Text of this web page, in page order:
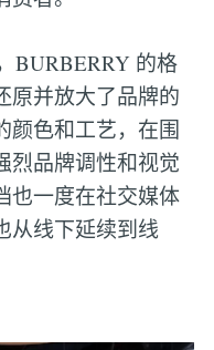
BURBERRY 的格
原并放大了品牌的
颜色和工艺，在围
烈品牌调性和视觉
也一度在社交媒体
从线下延续到线